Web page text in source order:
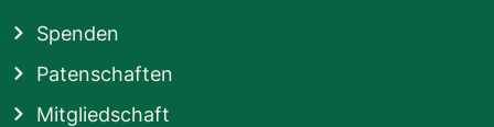
Spenden
Patenschaften
Mitgliedschaft